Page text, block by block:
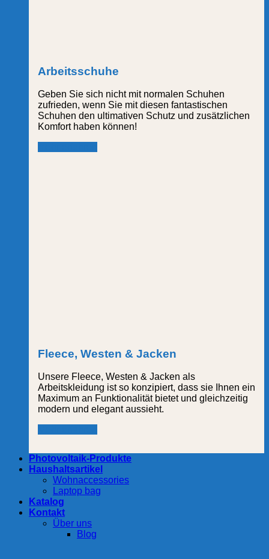
Arbeitsschuhe
Geben Sie sich nicht mit normalen Schuhen
zufrieden, wenn Sie mit diesen fantastischen
Schuhen den ultimativen Schutz und zusätzlichen
Komfort haben können!
Fleece, Westen & Jacken
Unsere Fleece, Westen & Jacken als
Arbeitskleidung ist so konzipiert, dass sie Ihnen ein
Maximum an Funktionalität bietet und gleichzeitig
modern und elegant aussieht.
Photovoltaik-Produkte
Haushaltsartikel
Wohnaccessories
Laptop bag
Katalog
Kontakt
Über uns
Blog